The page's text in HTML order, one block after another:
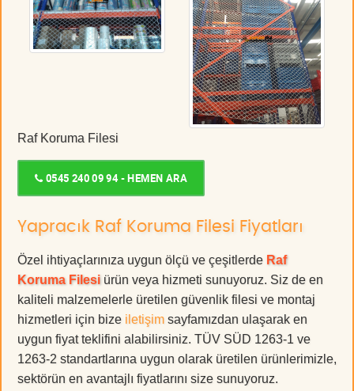
Raf Koruma Filesi
0545 240 09 94 - HEMEN ARA
Yapracık Raf Koruma Filesi Fiyatları
Özel ihtiyaçlarınıza uygun ölçü ve çeşitlerde Raf
Koruma Filesi ürün veya hizmeti sunuyoruz. Siz de en
kaliteli malzemelerle üretilen güvenlik filesi ve montaj
hizmetleri için bize iletişim sayfamızdan ulaşarak en
uygun fiyat teklifini alabilirsiniz. TÜV SÜD 1263-1 ve
1263-2 standartlarına uygun olarak üretilen ürünlerimizle,
sektörün en avantajlı fiyatlarını size sunuyoruz.